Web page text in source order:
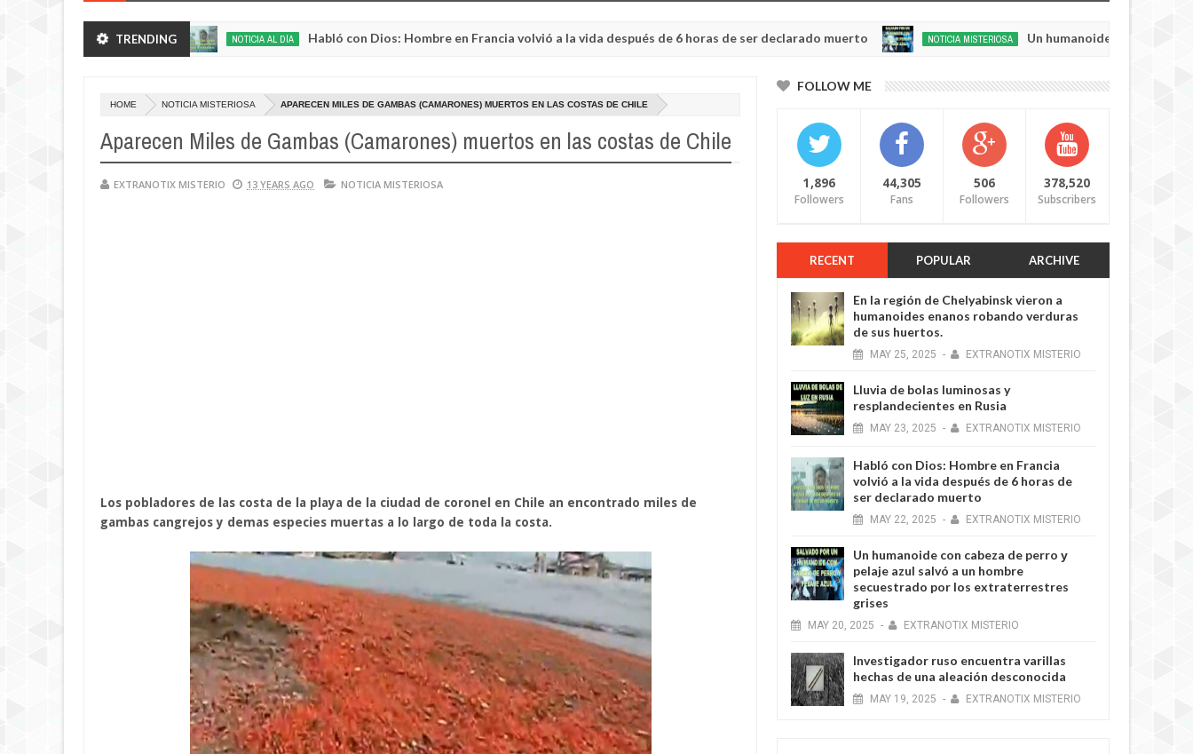
TRENDING
en Rusia
May
NOTICIA AL DÍA Habló con Dios: Hombre en Francia volvió a la vida después de 6 horas de ser declarado muerto
20250
NOTICIA MISTERIOSA Un humanoide con cabeza de perro
HOME NOTICIA MISTERIOSA APARECEN MILES DE GAMBAS (CAMARONES) MUERTOS EN LAS COSTAS DE CHILE
Aparecen Miles de Gambas (Camarones) muertos en las costas de Chile
EXTRANOTIX MISTERIO 13 YEARS AGO NOTICIA MISTERIOSA
Los pobladores de las costa de la playa de la ciudad de coronel en Chile an encontrado miles de
gambas cangrejos y demas especies muertas a lo largo de toda la costa.
FOLLOW ME
1,896
Followers
44,305
Fans
506
Followers
378,520
Subscribers
RECENT POPULAR ARCHIVE
En la región de Chelyabinsk vieron a
humanoides enanos robando verduras
de sus huertos.
MAY 25, 2025 - EXTRANOTIX MISTERIO
Lluvia de bolas luminosas y
resplandecientes en Rusia
MAY 23, 2025 - EXTRANOTIX MISTERIO
Habló con Dios: Hombre en Francia
volvió a la vida después de 6 horas de
ser declarado muerto
MAY 22, 2025 - EXTRANOTIX MISTERIO
Un humanoide con cabeza de perro у
pelaje azul salvó a un hombre
secuestrado por los extraterrestres
grises
MAY 20, 2025 - EXTRANOTIX MISTERIO
Investigador ruso encuentra varillas
hechas de una aleación desconocida
MAY 19, 2025 - EXTRANOTIX MISTERIO